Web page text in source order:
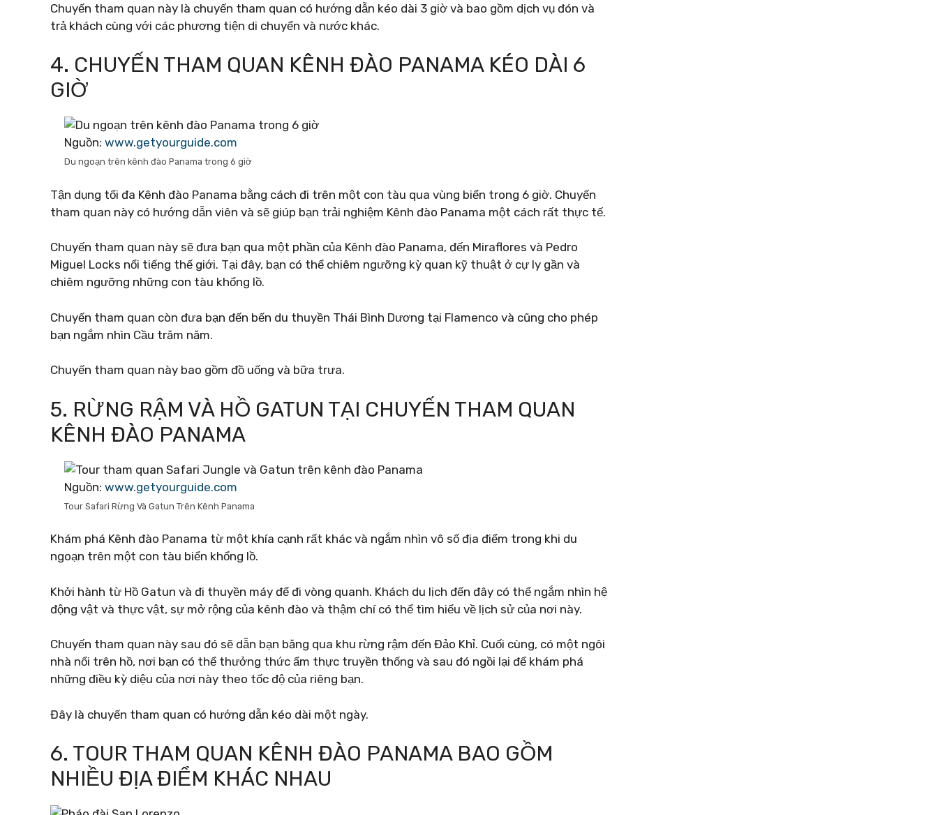
Chuyến tham quan này là chuyến tham quan có hướng dẫn kéo dài 3 giờ và bao gồm dịch vụ đón và
trả khách cùng với các phương tiện di chuyển và nước khác.
4. CHUYẾN THAM QUAN KÊNH ĐÀO PANAMA KÉO DÀI 6
GIỜ
Nguồn: www.getyourguide.com
Du ngoạn trên kênh đào Panama trong 6 giờ
Tận dụng tối đa Kênh đào Panama bằng cách đi trên một con tàu qua vùng biển trong 6 giờ. Chuyến
tham quan này có hướng dẫn viên và sẽ giúp bạn trải nghiệm Kênh đào Panama một cách rất thực tế.
Chuyến tham quan này sẽ đưa bạn qua một phần của Kênh đào Panama, đến Miraflores và Pedro
Miguel Locks nổi tiếng thế giới. Tại đây, bạn có thể chiêm ngưỡng kỳ quan kỹ thuật ở cự ly gần và
chiêm ngưỡng những con tàu khổng lồ.
Chuyến tham quan còn đưa bạn đến bến du thuyền Thái Bình Dương tại Flamenco và cũng cho phép
bạn ngắm nhìn Cầu trăm năm.
Chuyến tham quan này bao gồm đồ uống và bữa trưa.
5. RỪNG RẬM VÀ HỒ GATUN TẠI CHUYẾN THAM QUAN
KÊNH ĐÀO PANAMA
Nguồn: www.getyourguide.com
Tour Safari Rừng Và Gatun Trên Kênh Panama
Khám phá Kênh đào Panama từ một khía cạnh rất khác và ngắm nhìn vô số địa điểm trong khi du
ngoạn trên một con tàu biển khổng lồ.
Khởi hành từ Hồ Gatun và đi thuyền máy để đi vòng quanh. Khách du lịch đến đây có thể ngắm nhìn hệ
động vật và thực vật, sự mở rộng của kênh đào và thậm chí có thể tìm hiểu về lịch sử của nơi này.
Chuyến tham quan này sau đó sẽ dẫn bạn băng qua khu rừng rậm đến Đảo Khỉ. Cuối cùng, có một ngôi
nhà nổi trên hồ, nơi bạn có thể thưởng thức ẩm thực truyền thống và sau đó ngồi lại để khám phá
những điều kỳ diệu của nơi này theo tốc độ của riêng bạn.
Đây là chuyến tham quan có hướng dẫn kéo dài một ngày.
6. TOUR THAM QUAN KÊNH ĐÀO PANAMA BAO GỒM
NHIỀU ĐỊA ĐIỂM KHÁC NHAU